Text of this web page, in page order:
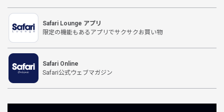
Safari Lounge アプリ
限定の機能もあるアプリでサクサクお買い物
Safari Online
Safari公式ウェブマガジン